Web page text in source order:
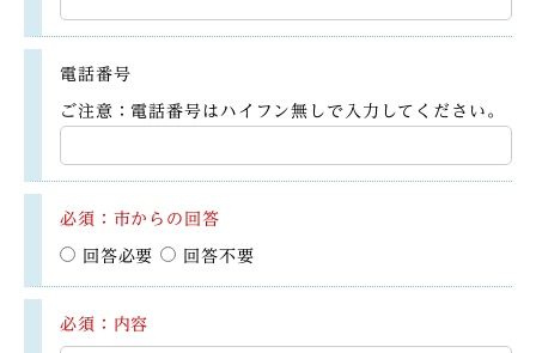
電話番号
ご注意：電話番号はハイフン無しで入力してください。
必須：市からの回答
回答必要 回答不要
必須：内容